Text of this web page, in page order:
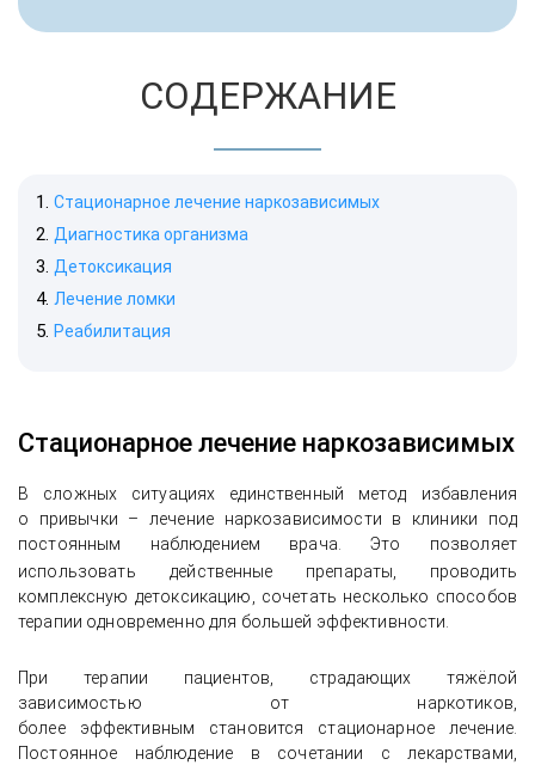
СОДЕРЖАНИЕ
Стационарное лечение наркозависимых
Диагностика организма
Детоксикация
Лечение ломки
Реабилитация
Стационарное лечение наркозависимых
В сложных ситуациях единственный метод избавления
о привычки – лечение наркозависимости в клиники под
постоянным наблюдением врача. Это позволяет
использовать
действенные препараты, проводить
комплексную детоксикацию, сочетать несколько способов
терапии одновременно для большей эффективности.
При терапии пациентов, страдающих тяжёлой
зависимостью от наркотиков,
более эффективным становится стационарное лечение.
Постоянное наблюдение в сочетании с лекарствами,